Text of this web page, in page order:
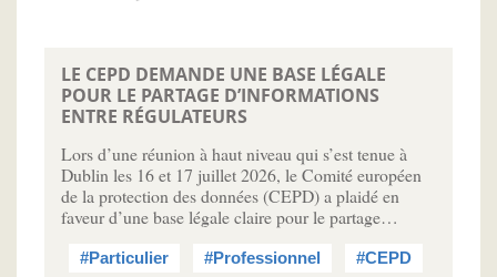
LE CEPD DEMANDE UNE BASE LÉGALE
POUR LE PARTAGE D’INFORMATIONS
ENTRE RÉGULATEURS
Lors d’une réunion à haut niveau qui s’est tenue à
Dublin les 16 et 17 juillet 2026, le Comité européen
de la protection des données (CEPD) a plaidé en
faveur d’une base légale claire pour le partage…
#Particulier #Professionnel #CEPD